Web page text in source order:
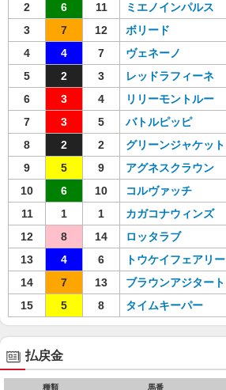
2
6 11 ミエノインパルス
3
7 12 ボリード
4
4 7 ヴェネーノ
5
2 3 レッドラフィーネ
6
3 4 リリーモントルー
7
3 5 バトルピッピ
8
2 2 グリーンジャケット
9
5 9 アグネスクラウン
10
6 10 コルヴァッチ
11
1 1 カガコナウィンズ
12
8 14 ロッタラブ
13
4 6 トウケイフェアリー
14
7 13 ブラウンアジタート
15
5 8 タイムキーパー
払戻金
種類 馬番